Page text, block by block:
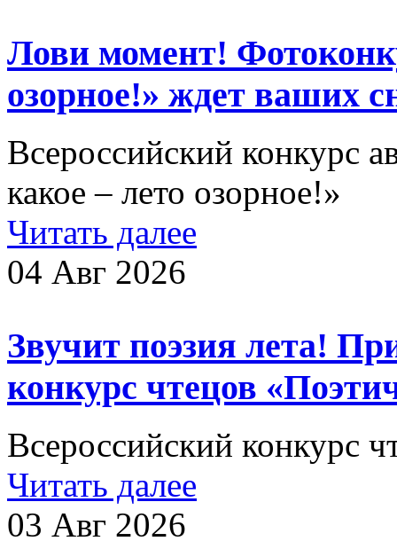
Лови момент!
озорное!» ждет ваших
Всероссийский конкурс
какое – лето озорное!»
Читать далее
04 Авг 2026
Звучит поэзия лета!
конкурс чтецов
Всероссийский конкурс
Читать далее
03 Авг 2026